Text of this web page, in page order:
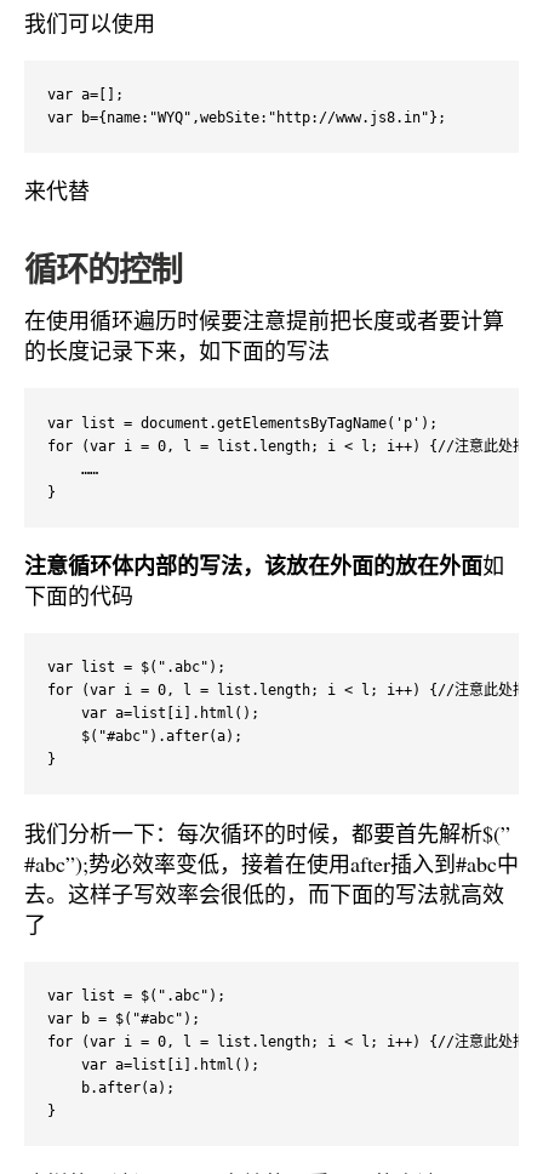
我们可以使用
var a=[];
var b={name:"WYQ",webSite:"http://www.js8.in"};
来代替
循环的控制
在使用循环遍历时候要注意提前把长度或者要计算
的长度记录下来，如下面的写法
var list = document.getElementsByTagName('p');
for (var i = 0, l = list.length; i < l; i++) {//注意此处把list的长
    ……
}
注意循环体内部的写法，该放在外面的放在外面如
下面的代码
var list = $(".abc");
for (var i = 0, l = list.length; i < l; i++) {//注意此处把list的长
    var a=list[i].html();
    $("#abc").after(a);
}
我们分析一下：每次循环的时候，都要首先解析$(”
#abc”);势必效率变低，接着在使用after插入到#abc中
去。这样子写效率会很低的，而下面的写法就高效
了
var list = $(".abc");
var b = $("#abc");
for (var i = 0, l = list.length; i < l; i++) {//注意此处把list的长
    var a=list[i].html();
    b.after(a);
}